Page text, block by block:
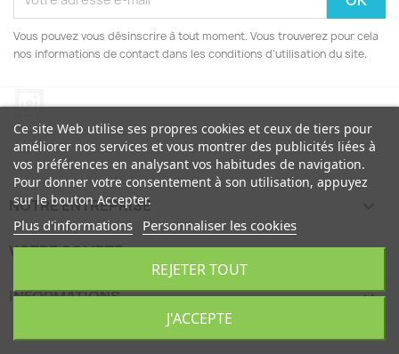
Vous pouvez vous désinscrire à tout moment. Vous trouverez pour cela
nos informations de contact dans les conditions d'utilisation du site.
NOTRE ENTREPRISE
VOTRE COMPTE 
INFORMATIONS keyboard_arrow_down
Ce site Web utilise ses propres cookies et ceux de tiers pour
améliorer nos services et vous montrer des publicités liées à
vos préférences en analysant vos habitudes de navigation.
Pour donner votre consentement à son utilisation, appuyez
sur le bouton Accepter.
Plus d'informations Personnaliser les cookies
REJETER TOUT
J'ACCEPTE
© 2026 - Morette Polimer SL